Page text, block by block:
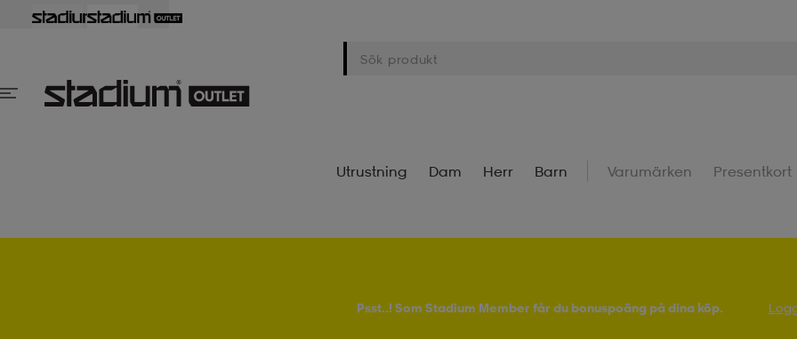
Utrustning Dam Herr Barn Varumärken Presentkort
Psst..! Som Stadium Member får du bonuspoäng på dina köp.